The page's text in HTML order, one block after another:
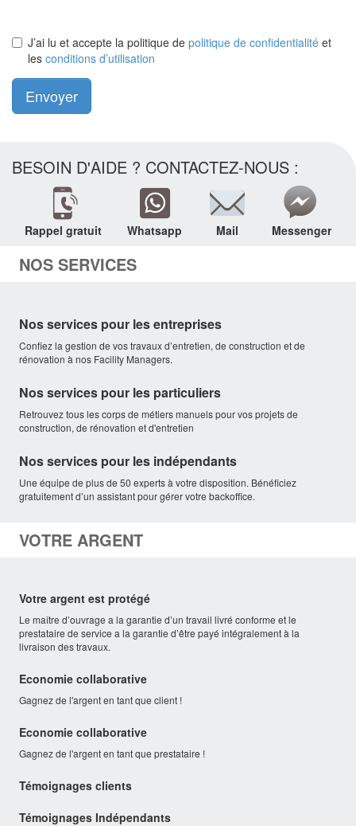
J’ai lu et accepte la politique de politique de confidentialité et
les conditions d’utilisation
Envoyer
BESOIN D'AIDE ? CONTACTEZ-NOUS :
Rappel gratuit Whatsapp Mail Messenger
NOS SERVICES
Nos services pour les entreprises
Confiez la gestion de vos travaux d’entretien, de construction et de
rénovation à nos Facility Managers.
Nos services pour les particuliers
Retrouvez tous les corps de métiers manuels pour vos projets de
construction, de rénovation et d'entretien
Nos services pour les indépendants
Une équipe de plus de 50 experts à votre disposition. Bénéficiez
gratuitement d’un assistant pour gérer votre backoffice.
VOTRE ARGENT
Votre argent est protégé
Le maître d’ouvrage a la garantie d’un travail livré conforme et le
prestataire de service a la garantie d’être payé intégralement à la
livraison des travaux.
Economie collaborative
Gagnez de l'argent en tant que client !
Economie collaborative
Gagnez de l'argent en tant que prestataire !
Témoignages clients
Témoignages Indépendants